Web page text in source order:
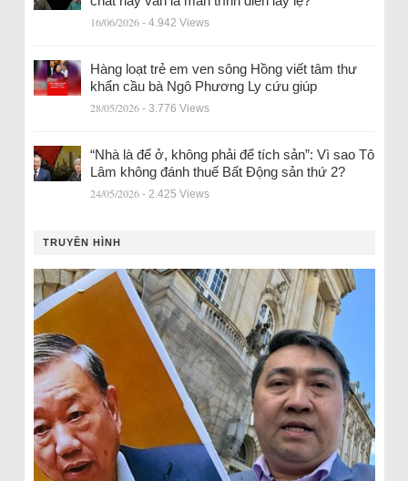
16/06/2026 - 4.942 Views
Hàng loạt trẻ em ven sông Hồng viết tâm thư
khẩn cầu bà Ngô Phương Ly cứu giúp
28/05/2026 - 3.776 Views
“Nhà là để ở, không phải để tích sản”: Vì sao Tô
Lâm không đánh thuế Bất Động sản thứ 2?
24/05/2026 - 2.425 Views
TRUYỀN HÌNH